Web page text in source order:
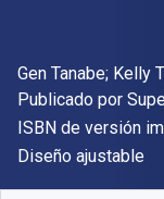
Autor(es)
Gen Tanabe; Kelly
Editor
Publicado por
ISBN de versión
Formato
Diseño ajustable